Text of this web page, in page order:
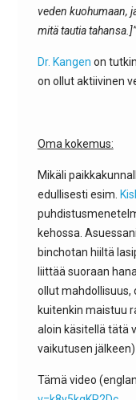
veden kuohumaan,
mitä tautia tahansa.]”
Dr. Kangen on
on ollut aktiivinen
Oma kokemus:
Mikäli
edullisesti esim.
kehossa.
binchotan hiiltä
liittää suoraan
ollut mahdollisuus,
kuitenkin maistuu
aloin käsitellä tätä
vaikutusen
Tämä video